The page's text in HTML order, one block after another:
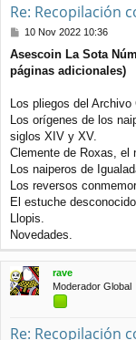
Re: Recopilación
M
n
s
j
10 Nov 2022 10:36
Asescoin La Sota
páginas adicionales)
Los pliegos del
Los orígenes de los
siglos XIV y XV.
Clemente de Roxas, el
Los naiperos de
Los reversos
El estuche
Llopis.
Novedades.
rave
Moderador Global
Re: Recopilación